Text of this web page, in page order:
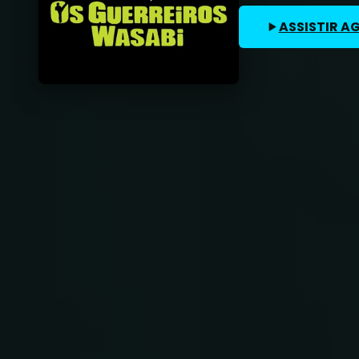
ASSISTIR